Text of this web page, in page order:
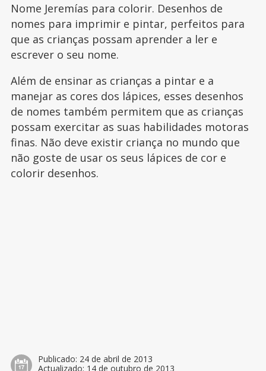
Nome Jeremías para colorir. Desenhos de
nomes para imprimir e pintar, perfeitos para
que as crianças possam aprender a ler e
escrever o seu nome.
Além de ensinar as crianças a pintar e a
manejar as cores dos lápices, esses desenhos
de nomes também permitem que as crianças
possam exercitar as suas habilidades motoras
finas. Não deve existir criança no mundo que
não goste de usar os seus lápices de cor e
colorir desenhos.
Publicado: 24 de abril de 2013
Actualizado: 14 de outubro de 2013